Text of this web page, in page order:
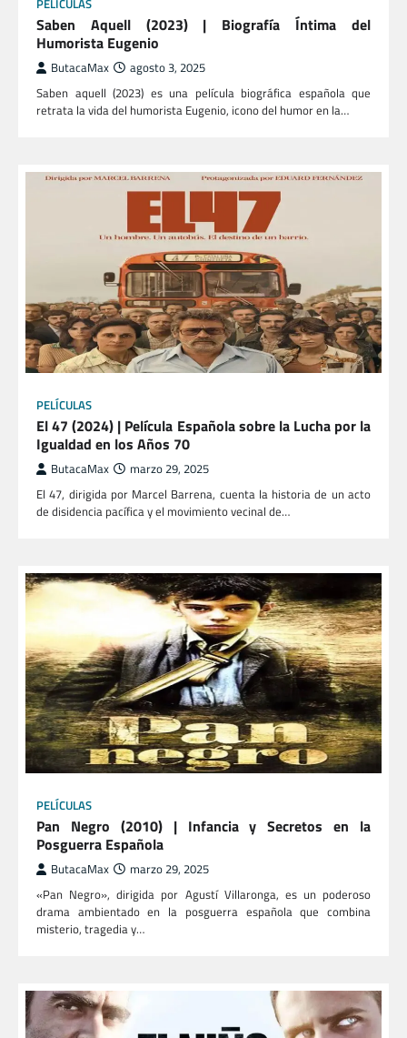
PELÍCULAS
Saben Aquell (2023) | Biografía Íntima del
Humorista Eugenio
ButacaMax agosto 3, 2025
Saben aquell (2023) es una película biográfica española que
retrata la vida del humorista Eugenio, icono del humor en la…
PELÍCULAS
El 47 (2024) | Película Española sobre la Lucha por la
Igualdad en los Años 70
ButacaMax marzo 29, 2025
El 47, dirigida por Marcel Barrena, cuenta la historia de un acto
de disidencia pacífica y el movimiento vecinal de…
PELÍCULAS
Pan Negro (2010) | Infancia y Secretos en la
Posguerra Española
ButacaMax marzo 29, 2025
«Pan Negro», dirigida por Agustí Villaronga, es un poderoso
drama ambientado en la posguerra española que combina
misterio, tragedia y…